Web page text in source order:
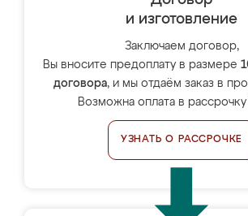
и изготовление
Заключаем договор,
Вы вносите предоплату в размере
договора, и мы отдаём заказ в
Возможна оплата в
УЗНАТЬ О РАССРОЧКЕ